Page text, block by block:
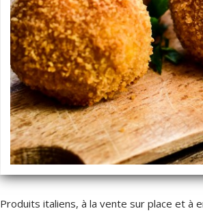
Produits italiens, à la vente sur place et à